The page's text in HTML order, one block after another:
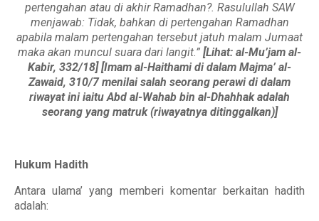
pertengahan atau di akhir Ramadhan?. Rasulullah SAW
menjawab: Tidak, bahkan di pertengahan Ramadhan
apabila malam pertengahan tersebut jatuh malam Jumaat
maka akan muncul suara dari langit.” [Lihat: al-Mu’jam al-
Kabir, 332/18] [Imam al-Haithami di dalam Majma’ al-
Zawaid, 310/7 menilai salah seorang perawi di dalam
riwayat ini iaitu Abd al-Wahab bin al-Dhahhak adalah
seorang yang matruk (riwayatnya ditinggalkan)]
Hukum Hadith
Antara ulama’ yang memberi komentar berkaitan hadith
adalah: